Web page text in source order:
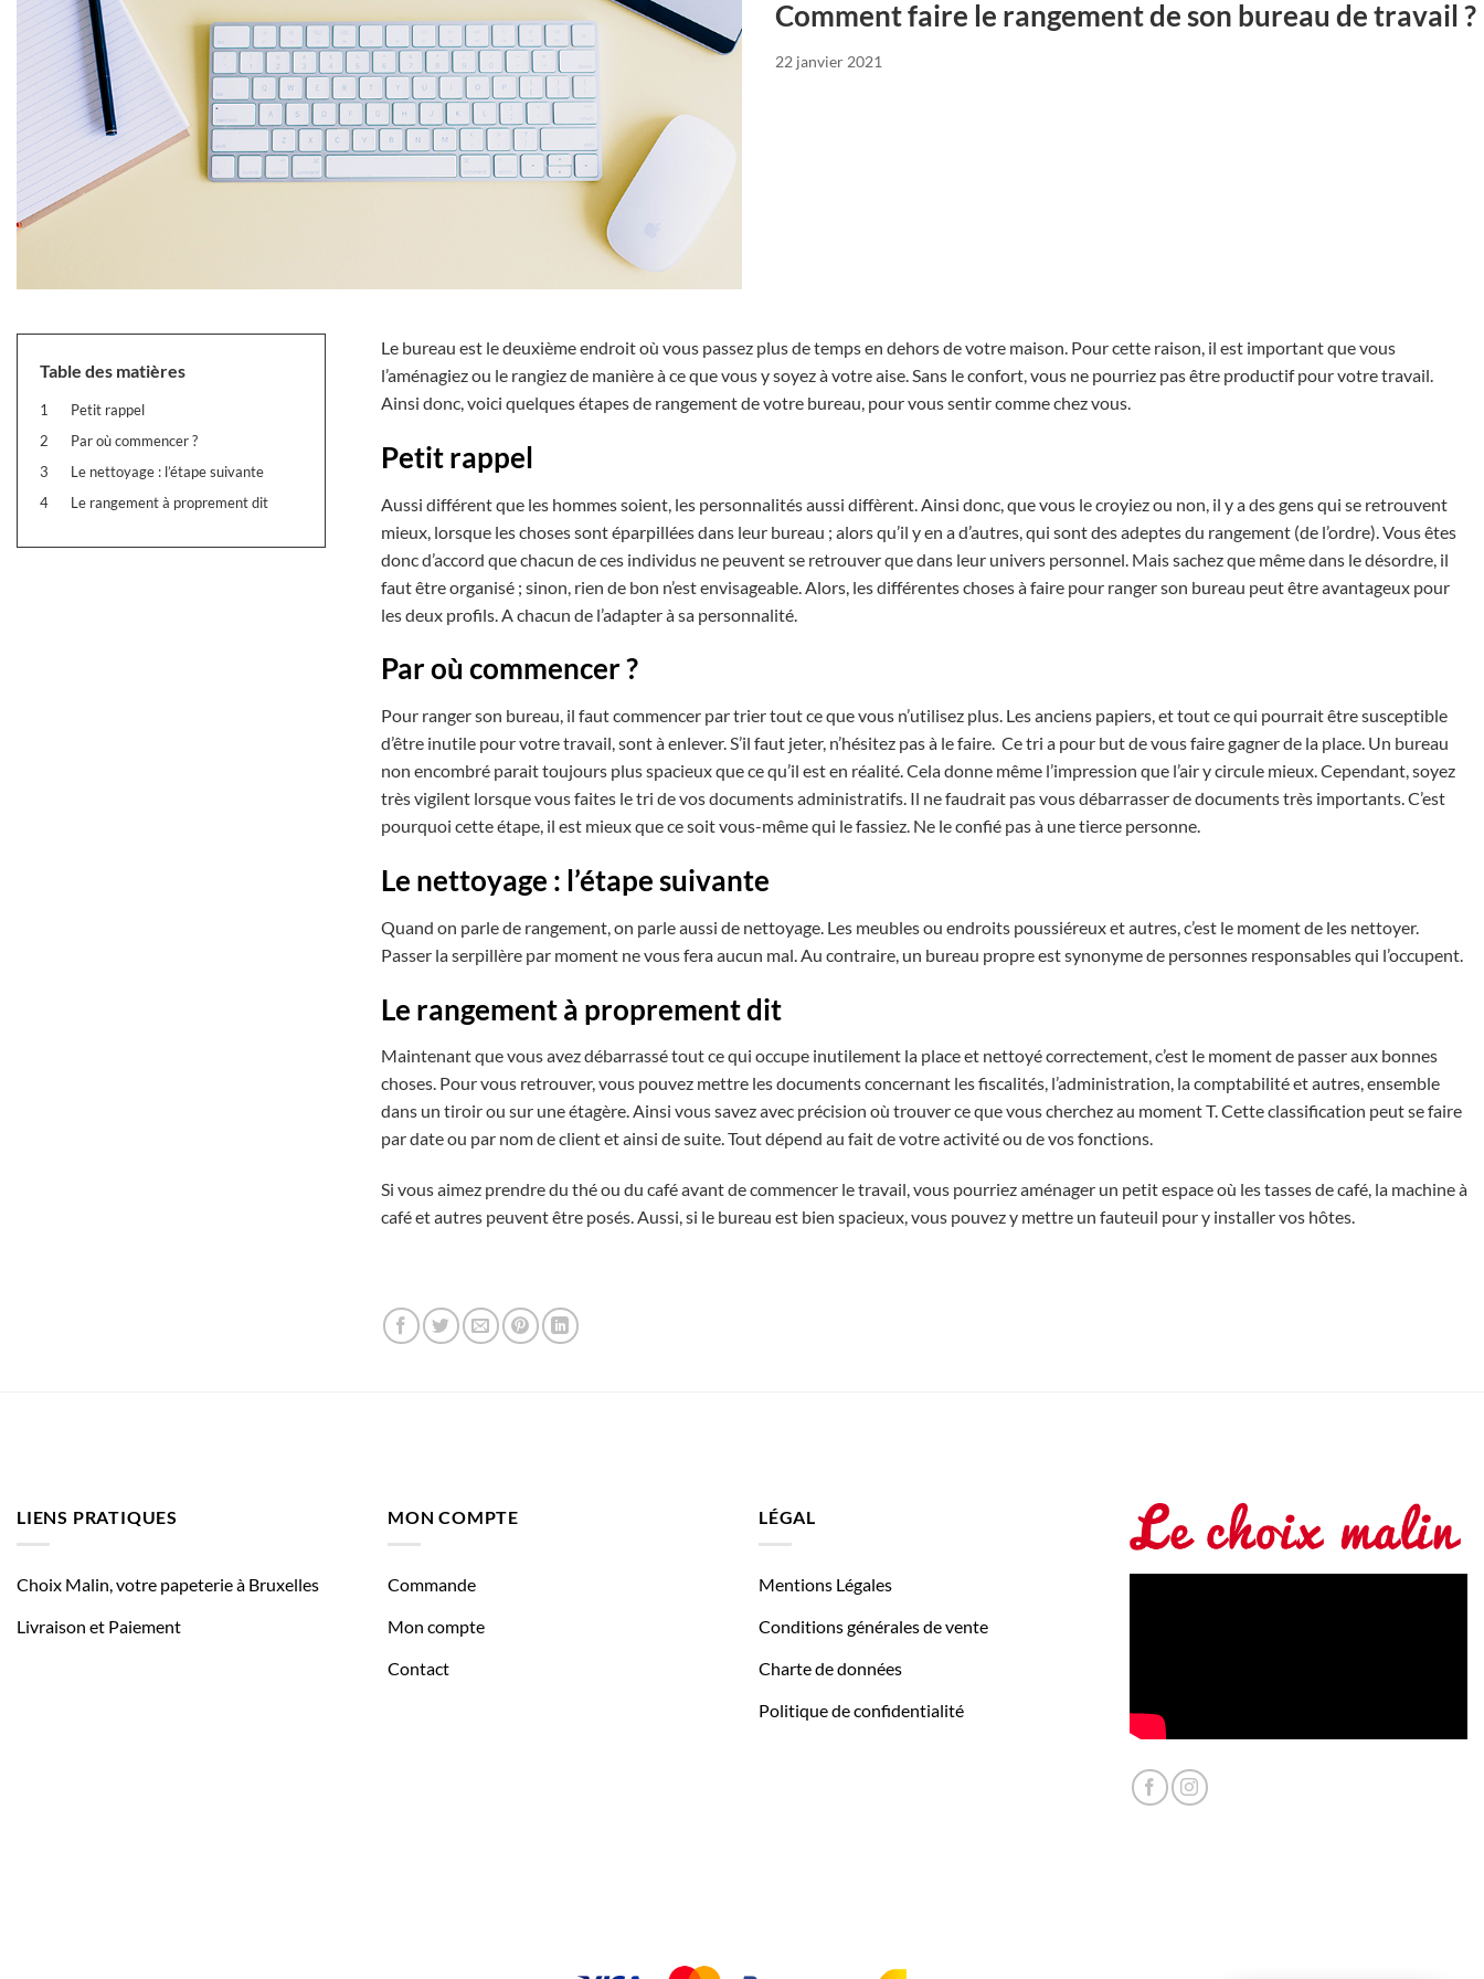
Comment faire le rangement de son bureau de travail ?
22 janvier 2021
Table des matières
1
Petit rappel
2
Par où commencer ?
3
Le nettoyage : l’étape suivante
4
Le rangement à proprement dit
Le bureau est le deuxième endroit où vous passez plus de temps en dehors de votre maison. Pour cette raison, il est important que vous
l’aménagiez ou le rangiez de manière à ce que vous y soyez à votre aise. Sans le confort, vous ne pourriez pas être productif pour votre travail.
Ainsi donc, voici quelques étapes de rangement de votre bureau, pour vous sentir comme chez vous.
Petit rappel
Aussi différent que les hommes soient, les personnalités aussi diffèrent. Ainsi donc, que vous le croyiez ou non, il y a des gens qui se retrouvent
mieux, lorsque les choses sont éparpillées dans leur bureau ; alors qu’il y en a d’autres, qui sont des adeptes du rangement (de l’ordre). Vous êtes
donc d’accord que chacun de ces individus ne peuvent se retrouver que dans leur univers personnel. Mais sachez que même dans le désordre, il
faut être organisé ; sinon, rien de bon n’est envisageable. Alors, les différentes choses à faire pour ranger son bureau peut être avantageux pour
les deux profils. A chacun de l’adapter à sa personnalité.
Par où commencer ?
Pour ranger son bureau, il faut commencer par trier tout ce que vous n’utilisez plus. Les anciens papiers, et tout ce qui pourrait être susceptible
d’être inutile pour votre travail, sont à enlever. S’il faut jeter, n’hésitez pas à le faire. Ce tri a pour but de vous faire gagner de la place. Un bureau
non encombré parait toujours plus spacieux que ce qu’il est en réalité. Cela donne même l’impression que l’air y circule mieux. Cependant, soyez
très vigilent lorsque vous faites le tri de vos documents administratifs. Il ne faudrait pas vous débarrasser de documents très importants. C’est
pourquoi cette étape, il est mieux que ce soit vous-même qui le fassiez. Ne le confié pas à une tierce personne.
Le nettoyage : l’étape suivante
Quand on parle de rangement, on parle aussi de nettoyage. Les meubles ou endroits poussiéreux et autres, c’est le moment de les nettoyer.
Passer la serpillère par moment ne vous fera aucun mal. Au contraire, un bureau propre est synonyme de personnes responsables qui l’occupent.
Le rangement à proprement dit
Maintenant que vous avez débarrassé tout ce qui occupe inutilement la place et nettoyé correctement, c’est le moment de passer aux bonnes
choses. Pour vous retrouver, vous pouvez mettre les documents concernant les fiscalités, l’administration, la comptabilité et autres, ensemble
dans un tiroir ou sur une étagère. Ainsi vous savez avec précision où trouver ce que vous cherchez au moment T. Cette classification peut se faire
par date ou par nom de client et ainsi de suite. Tout dépend au fait de votre activité ou de vos fonctions.
Si vous aimez prendre du thé ou du café avant de commencer le travail, vous pourriez aménager un petit espace où les tasses de café, la machine à
café et autres peuvent être posés. Aussi, si le bureau est bien spacieux, vous pouvez y mettre un fauteuil pour y installer vos hôtes.
LIENS PRATIQUES
Choix Malin, votre papeterie à Bruxelles
Livraison et Paiement
MON COMPTE
Commande
Mon compte
Contact
LÉGAL
Mentions Légales
Conditions générales de vente
Charte de données
Politique de confidentialité